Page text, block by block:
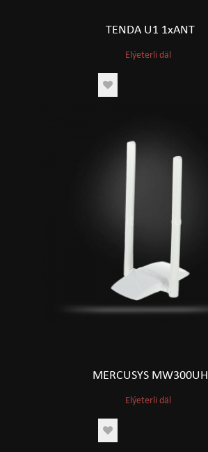
TENDA U1 1xANT
Elýeterli däl
MERCUSYS MW300UH
Elýeterli däl